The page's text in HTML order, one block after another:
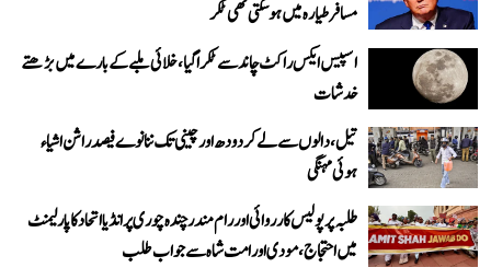
مسافر طیارہ میں ہو سکتی تھی ٹکر
اسپیس ایکس راکٹ چاند سے ٹکرا گیا، خلائی ملبے کے بارے میں بڑھتے
خدشات
تیل، دالوں سے لے کر دودھ اور چینی تک ننانوے فیصد راشن اشیاء
ہوئی مہنگی
طلبہ پر پولیس کارروائی اور رام مندر چندہ چوری پر انڈیا اتحاد کا پارلیمنٹ
میں احتجاج، مودی اور امت شاہ سے جواب طلب